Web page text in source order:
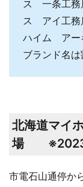
ス 一条工務
ス アイ工務
ハイム アー
ブランド名は
北海道マイ
場 ※2023
市電石山通停か